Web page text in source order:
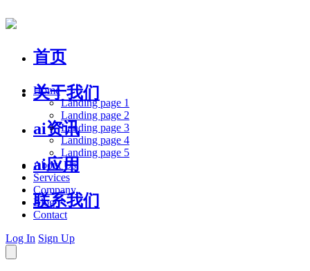
首页
关于我们
ai资讯
ai应用
联系我们
Home
Landing page 1
Landing page 2
Landing page 3
Landing page 4
Landing page 5
About Us
Services
Company
Blog
Contact
Log In Sign Up